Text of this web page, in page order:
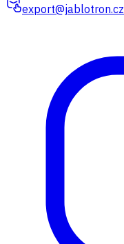
export@jablotron.cz